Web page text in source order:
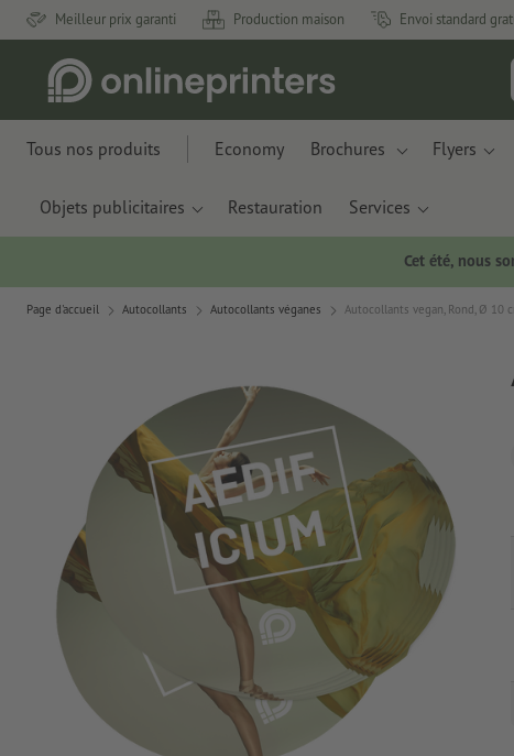
Meilleur prix garanti Production maison Envoi standard
Tous nos produits Economy Brochures Flyers
Objets publicitaires Restauration Services
Cet été, nous
Page d'accueil Autocollants Autocollants véganes Autocollants vegan, Rond, Ø 10